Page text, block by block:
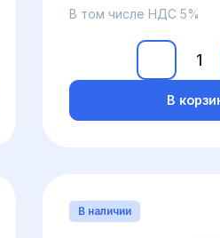
В том числе НДС 5%
В
В наличии